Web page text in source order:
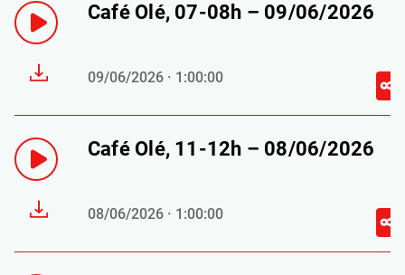
Café Olé, 07-08h – 09/06/2026
09/06/2026 · 1:00:00
Café Olé, 11-12h – 08/06/2026
08/06/2026 · 1:00:00